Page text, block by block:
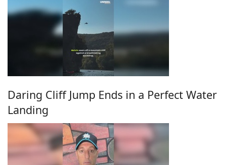
Daring Cliff Jump Ends in a Perfect Water
Landing